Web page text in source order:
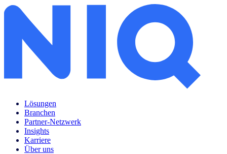
Lösungen
Branchen
Partner-Netzwerk
Insights
Karriere
Über uns